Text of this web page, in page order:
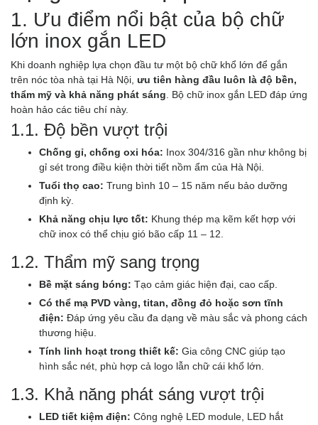
1. Ưu điểm nổi bật của bộ chữ
lớn inox gắn LED
Khi doanh nghiệp lựa chọn đầu tư một bộ chữ khổ lớn để gắn
trên nóc tòa nhà tại Hà Nội, ưu tiên hàng đầu luôn là độ bền,
thẩm mỹ và khả năng phát sáng . Bộ chữ inox gắn LED đáp ứng
hoàn hảo các tiêu chí này.
1.1. Độ bền vượt trội
Chống gỉ, chống oxi hóa: Inox 304/316 gần như không bị
gỉ sét trong điều kiện thời tiết nồm ẩm của Hà Nội.
Tuổi thọ cao: Trung bình 10 – 15 năm nếu bảo dưỡng
định kỳ.
Khả năng chịu lực tốt: Khung thép mạ kẽm kết hợp với
chữ inox có thể chịu gió bão cấp 11 – 12.
1.2. Thẩm mỹ sang trọng
Bề mặt sáng bóng: Tạo cảm giác hiện đại, cao cấp.
Có thể mạ PVD vàng, titan, đồng đỏ hoặc sơn tĩnh
điện: Đáp ứng yêu cầu đa dạng về màu sắc và phong cách
thương hiệu.
Tính linh hoạt trong thiết kế: Gia công CNC giúp tạo
hình sắc nét, phù hợp cả logo lẫn chữ cái khổ lớn.
1.3. Khả năng phát sáng vượt trội
LED tiết kiệm điện: Công nghệ LED module, LED hắt